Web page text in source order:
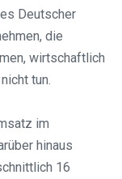
Deutscher
die
wirtschaftlich
tun.
im
hinaus
16